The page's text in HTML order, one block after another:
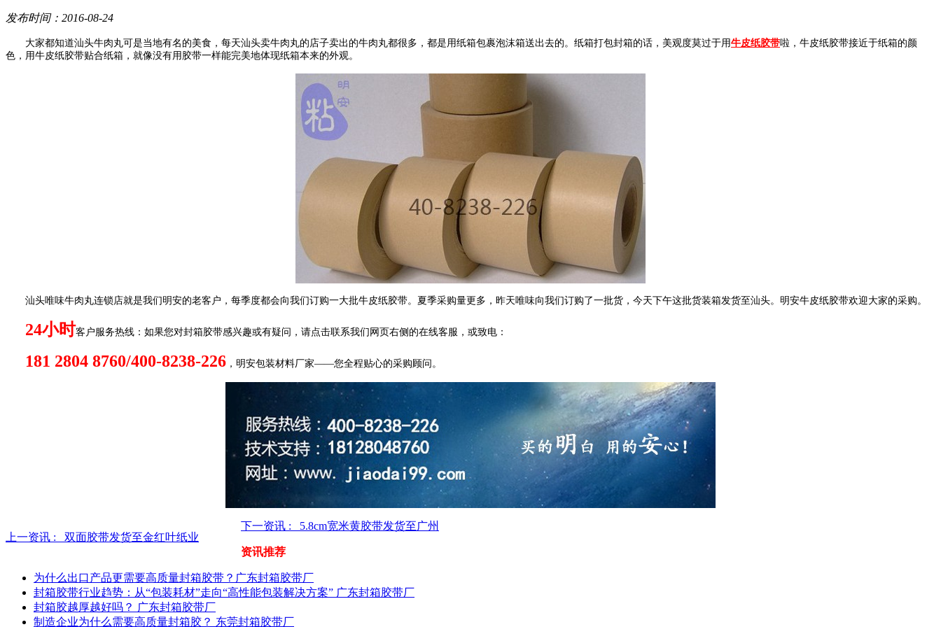
发布时间：2016-08-24
大家都知道汕头牛肉丸可是当地有名的美食，每天汕头卖牛肉丸的店子卖出的牛肉丸都很多，都是用纸箱包裹泡沫箱送出去的。纸箱打包封箱的话，美观度莫过于用牛皮纸胶带啦，牛皮纸胶带接近于纸箱的颜
色，用牛皮纸胶带贴合纸箱，就像没有用胶带一样能完美地体现纸箱本来的外观。
汕头唯味牛肉丸连锁店就是我们明安的老客户，每季度都会向我们订购一大批牛皮纸胶带。夏季采购量更多，昨天唯味向我们订购了一批货，今天下午这批货装箱发货至汕头。明安牛皮纸胶带欢迎大家的采购。
24小时客户服务热线：如果您对封箱胶带感兴趣或有疑问，请点击联系我们网页右侧的在线客服，或致电：
181 2804 8760/400-8238-226 ，明安包装材料厂家——您全程贴心的采购顾问。
上一资讯 : 双面胶带发货至金红叶纸业
下一资讯 : 5.8cm宽米黄胶带发货至广州
资讯推荐
为什么出口产品更需要高质量封箱胶带？广东封箱胶带厂
封箱胶带行业趋势：从“包装耗材”走向“高性能包装解决方案” 广东封箱胶带厂
封箱胶越厚越好吗？ 广东封箱胶带厂
制造企业为什么需要高质量封箱胶？ 东莞封箱胶带厂